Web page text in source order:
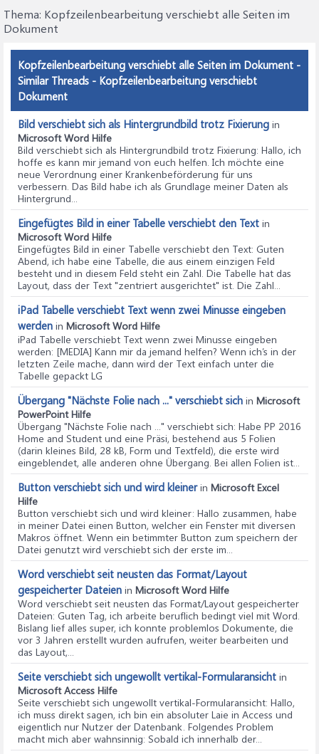
Thema: Kopfzeilenbearbeitung verschiebt alle Seiten im
Dokument
Kopfzeilenbearbeitung verschiebt alle Seiten im Dokument -
Similar Threads - Kopfzeilenbearbeitung verschiebt
Dokument
Bild verschiebt sich als Hintergrundbild trotz Fixierung in
Microsoft Word Hilfe
Bild verschiebt sich als Hintergrundbild trotz Fixierung: Hallo, ich
hoffe es kann mir jemand von euch helfen. Ich möchte eine
neue Verordnung einer Krankenbeförderung für uns
verbessern. Das Bild habe ich als Grundlage meiner Daten als
Hintergrund...
Eingefügtes Bild in einer Tabelle verschiebt den Text in
Microsoft Word Hilfe
Eingefügtes Bild in einer Tabelle verschiebt den Text: Guten
Abend, ich habe eine Tabelle, die aus einem einzigen Feld
besteht und in diesem Feld steht ein Zahl. Die Tabelle hat das
Layout, dass der Text "zentriert ausgerichtet" ist. Die Zahl...
iPad Tabelle verschiebt Text wenn zwei Minusse eingeben
werden in Microsoft Word Hilfe
iPad Tabelle verschiebt Text wenn zwei Minusse eingeben
werden: [MEDIA] Kann mir da jemand helfen? Wenn ich’s in der
letzten Zeile mache, dann wird der Text einfach unter die
Tabelle gepackt LG
Übergang "Nächste Folie nach ..." verschiebt sich in Microsoft
PowerPoint Hilfe
Übergang "Nächste Folie nach ..." verschiebt sich: Habe PP 2016
Home and Student und eine Präsi, bestehend aus 5 Folien
(darin kleines Bild, 28 kB, Form und Textfeld), die erste wird
eingeblendet, alle anderen ohne Übergang. Bei allen Folien ist...
Button verschiebt sich und wird kleinerin Microsoft Excel
Hilfe
Button verschiebt sich und wird kleiner: Hallo zusammen, habe
in meiner Datei einen Button, welcher ein Fenster mit diversen
Makros öffnet. Wenn ein betimmter Button zum speichern der
Datei genutzt wird verschiebt sich der erste im...
Word verschiebt seit neusten das Format/Layout
gespeicherter Dateien in Microsoft Word Hilfe
Word verschiebt seit neusten das Format/Layout gespeicherter
Dateien: Guten Tag, ich arbeite beruflich bedingt viel mit Word.
Bislang lief alles super, ich konnte problemlos Dokumente, die
vor 3 Jahren erstellt wurden aufrufen, weiter bearbeiten und
das Layout,...
Seite verschiebt sich ungewollt vertikal-Formularansicht in
Microsoft Access Hilfe
Seite verschiebt sich ungewollt vertikal-Formularansicht: Hallo,
ich muss direkt sagen, ich bin ein absoluter Laie in Access und
eigentlich nur Nutzer der Datenbank. Folgendes Problem
macht mich aber wahnsinnig: Sobald ich innerhalb der...